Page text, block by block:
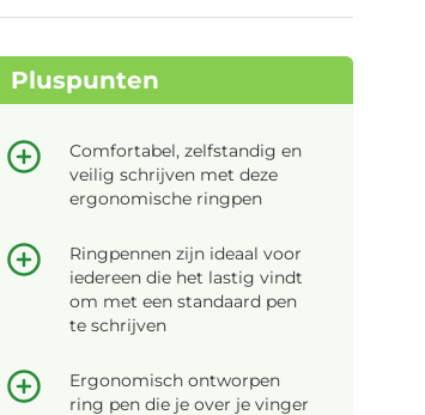
Pluspunten
Comfortabel, zelfstandig en
veilig schrijven met deze
ergonomische ringpen
Ringpennen zijn ideaal voor
iedereen die het lastig vindt
om met een standaard pen
te schrijven
Ergonomisch ontworpen
ring pen die je over je vinger